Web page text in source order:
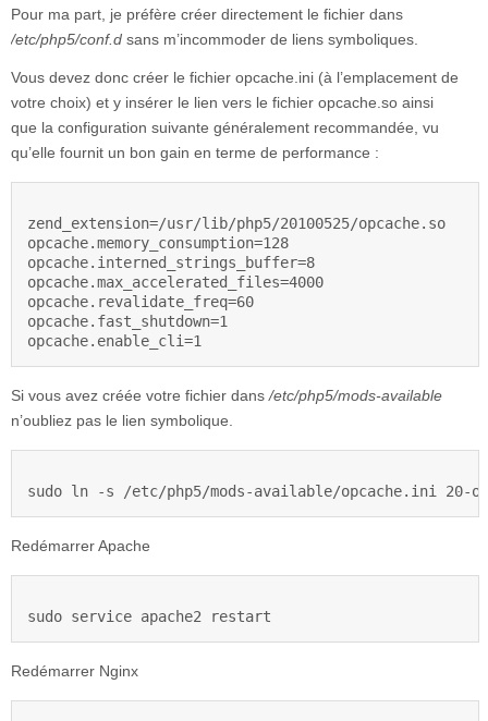
Pour ma part, je préfère créer directement le fichier dans
/etc/php5/conf.d sans m’incommoder de liens symboliques.
Vous devez donc créer le fichier opcache.ini (à l’emplacement de
votre choix) et y insérer le lien vers le fichier opcache.so ainsi
que la configuration suivante généralement recommandée, vu
qu’elle fournit un bon gain en terme de performance :
zend_extension=/usr/lib/php5/20100525/opcache.so
opcache.memory_consumption=128
opcache.interned_strings_buffer=8
opcache.max_accelerated_files=4000
opcache.revalidate_freq=60
opcache.fast_shutdown=1
Si vous avez créée votre fichier dans/etc/php5/mods-available
n’oubliez pas le lien symbolique.
Redémarrer Apache
Redémarrer Nginx